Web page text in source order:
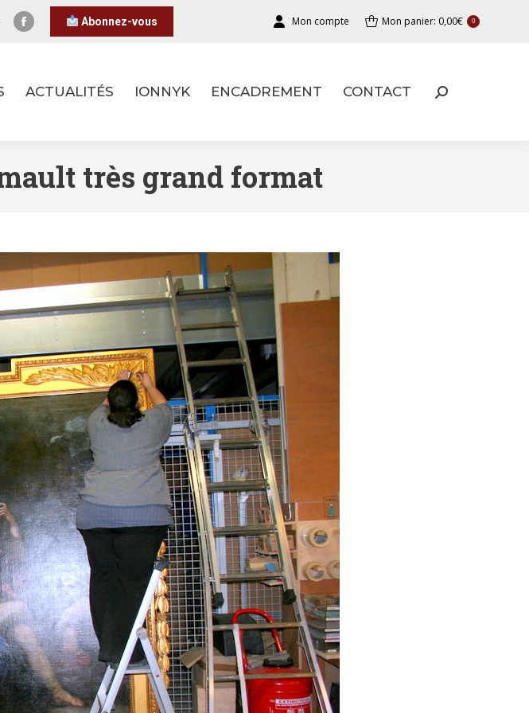
Abonnez-vous Mon compte Mon panier: 0,00€ 0
ACTUALITÉS IONNYK ENCADREMENT CONTACT
très grand format